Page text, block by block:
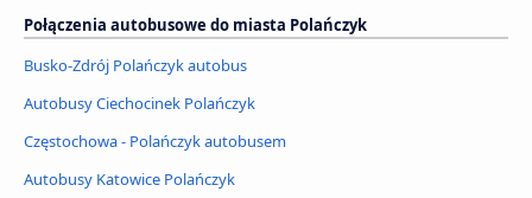
Połączenia autobusowe do miasta Polańczyk
Busko-Zdrój Polańczyk autobus
Autobusy Ciechocinek Polańczyk
Częstochowa - Polańczyk autobusem
Autobusy Katowice Polańczyk